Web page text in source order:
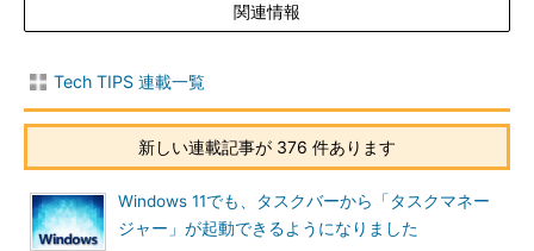
関連情報
Tech TIPS 連載一覧
新しい連載記事が 376 件あります
Windows 11でも、タスクバーから「タスクマネー
ジャー」が起動できるようになりました